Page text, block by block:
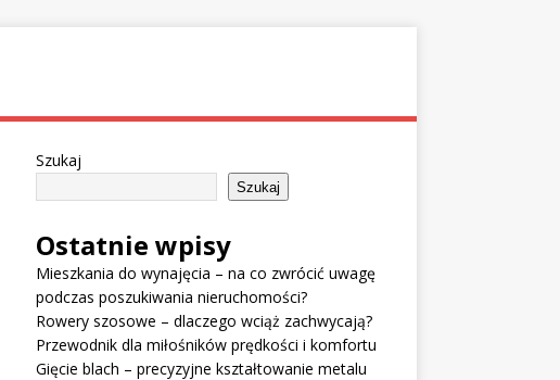
Szukaj
Szukaj
Ostatnie wpisy
Mieszkania do wynajęcia – na co zwrócić uwagę
podczas poszukiwania nieruchomości?
Rowery szosowe – dlaczego wciąż zachwycają?
Przewodnik dla miłośników prędkości i komfortu
Gięcie blach – precyzyjne kształtowanie metalu